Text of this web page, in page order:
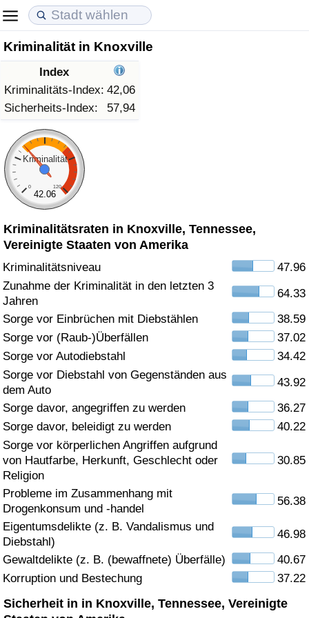
Kriminalität in Knoxville
Index
Kriminalitäts-Index: 42,06
Sicherheits-Index:
57,94
Kriminalität
0 120
42.06
Kriminalitätsraten in Knoxville, Tennessee,
Vereinigte Staaten von Amerika
Kriminalitätsniveau
47.96
Zunahme der Kriminalität in den letzten 3
Jahren
64.33
Sorge vor Einbrüchen mit Diebstählen
38.59
Sorge vor (Raub-)Überfällen
37.02
Sorge vor Autodiebstahl
34.42
Sorge vor Diebstahl von Gegenständen aus
dem Auto
43.92
Sorge davor, angegriffen zu werden
36.27
Sorge davor, beleidigt zu werden
40.22
Sorge vor körperlichen Angriffen aufgrund
von Hautfarbe, Herkunft, Geschlecht oder
Religion
30.85
Probleme im Zusammenhang mit
Drogenkonsum und -handel
56.38
Eigentumsdelikte (z. B. Vandalismus und
Diebstahl)
46.98
Gewaltdelikte (z. B. (bewaffnete) Überfälle)
40.67
Korruption und Bestechung
37.22
Sicherheit in in Knoxville, Tennessee, Vereinigte
Lebenshaltungskosten
Lebenshaltungskosten-Index (aktuell)
Lebenshaltungskosten-Index
Lebenshaltungskosten-Index nach Land
in Akaba
Immobilienpreise
Immobilienpreis-Index (aktuell)
Immobilienpreis-Index
Immobilienpreis-Index nach Land
Lebensqualität
Lebensqualität-Index
Lebensqualität-Index (aktuell)
Lebensqualitätsindex nach Land
Kriminalität
Kriminalitäts-Index (aktuell)
Kriminalitäts-Index
Kriminalitätsindex nach Land
Gesundheitsversorgung
Gesundheitsversorgungs-Index (aktuell)
Gesundheitsversorgungs-Index
Gesundheitsversorgungs-Index nach Land
Umweltverschmutzung
Umweltverschmutzungs-Index (aktuell)
Verschmutzungsindex
Umweltverschmutzungs-Index nach Land
Verkehr